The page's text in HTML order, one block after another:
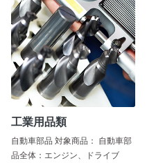
工業用品類
自動車部品 対象商品： 自動車部
品全体：エンジン、ドライブ